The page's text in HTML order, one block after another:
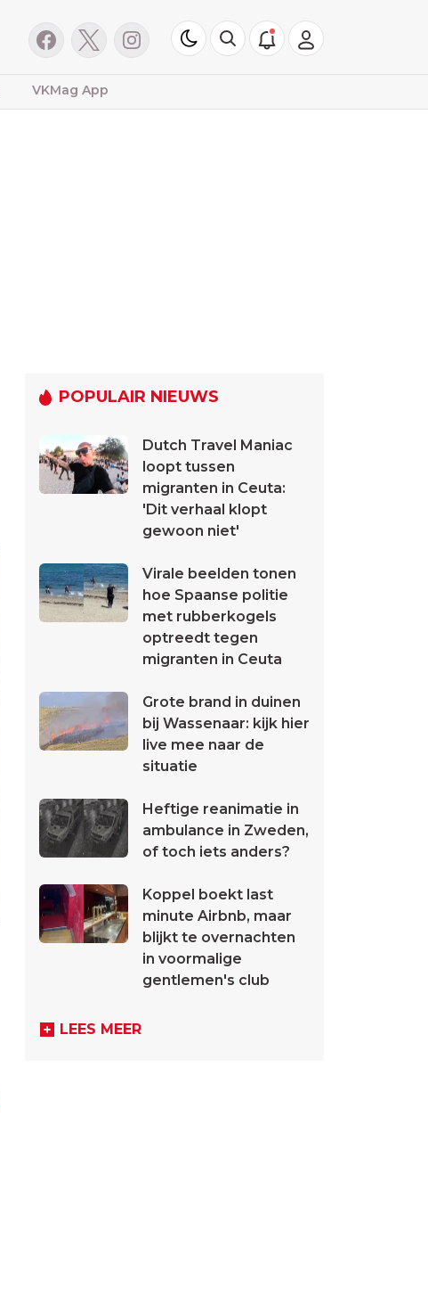
VKMag App
POPULAIR NIEUWS
Dutch Travel Maniac
loopt tussen
migranten in Ceuta:
'Dit verhaal klopt
gewoon niet'
Virale beelden tonen
hoe Spaanse politie
met rubberkogels
optreedt tegen
migranten in Ceuta
Grote brand in duinen
bij Wassenaar: kijk hier
live mee naar de
situatie
Heftige reanimatie in
ambulance in Zweden,
of toch iets anders?
Koppel boekt last
minute Airbnb, maar
blijkt te overnachten
in voormalige
gentlemen's club
LEES MEER